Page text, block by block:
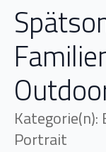
Kategorie(n):
Portrait